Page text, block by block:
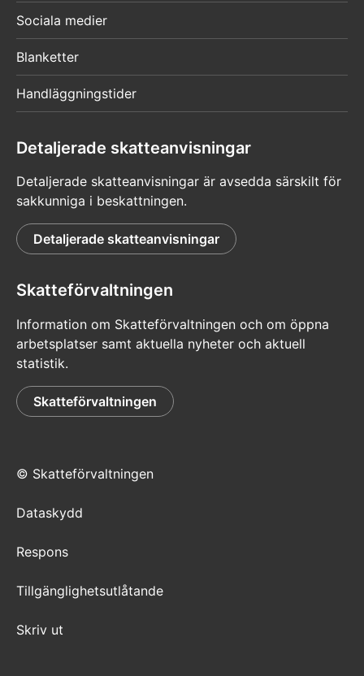
Sociala medier
Blanketter
Handläggningstider
Detaljerade skatteanvisningar
Detaljerade skatteanvisningar är avsedda särskilt för
sakkunniga i beskattningen.
Detaljerade skatteanvisningar
Skatteförvaltningen
Information om Skatteförvaltningen och om öppna
arbetsplatser samt aktuella nyheter och aktuell
statistik.
Skatteförvaltningen
© Skatteförvaltningen
Dataskydd
Respons
Tillgänglighetsutlåtande
Skriv ut